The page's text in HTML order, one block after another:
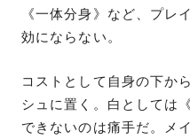
《一体分身》など、プレ
効にならない。
コストとして自身の下か
シュに置く。白としては
できないのは痛手だ。メ